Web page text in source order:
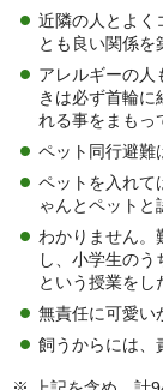
近隣の人とよく
とも良い関係を
アレルギーの人
きは必ず首輪に
れる事をまもっ
ペット同行避難
ペットを入れて
ゃんとペットと
わかりません。
し、小学生の
という授業をし
無責任に可愛い
飼うからには、